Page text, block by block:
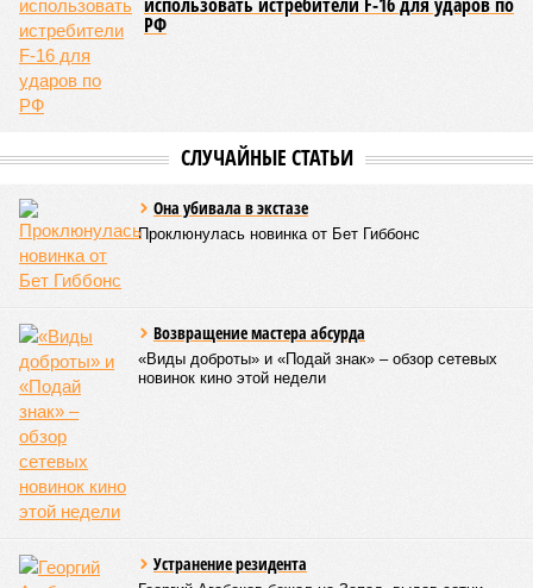
Зима 1931 года выдалась в Китае чрезвычайно
продолжительной и суровой. Снега образовалось огромное
количество – казалось бы, хороший знак после периода
великой суши, продолжавшегося с 1928-го. Но всё
обратилось катастрофой. Снег растаял, устремился в реки,
страшным наводнением, которое обильные весенние ливни
массовый потоп, в июле же Китай в дополнение накрыло
сразу девятью циклонами. Последствия оказались
невообразимыми: наводнение погребло под собой
территорию в 180 тыс. квадратных километров, что равно
областям, десятку Чуваший.
В общем, недаром события 1931-го находятся на первом
месте в списке самых смертоносных стихийных бедствий,
когда-либо происходивших на планете. Число
пострадавших в тот год достигло 53 млн человек, число
погибших, по некоторым оценкам, составило 4 миллиона.
Впрочем, для Китая подобное не в новинку. Так, в сентябре
1887 года вода прорвала многочисленные дамбы на реке
Хуанхэ и быстро залила почти весь Северный Китай, так
как местность там довольно низменная, и потоп просто не